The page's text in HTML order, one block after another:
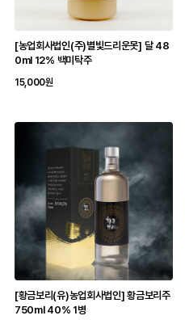
[농업회사법인(주)별빛드리운못] 달 48
0ml 12% 백미탁주
15,000원
[황금보리(유)농업회사법인] 황금보리주
750ml 40% 1병